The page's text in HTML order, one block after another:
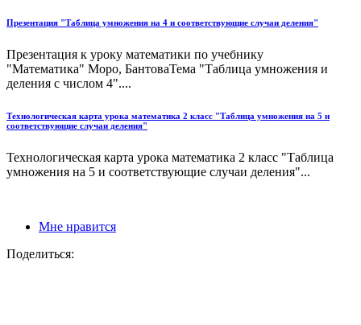
Презентация "Таблица умножения на 4 и соответствующие случаи деления"
Презентация к уроку математики по учебнику
"Математика" Моро, БантоваТема "Таблица умножения и
деления с числом 4"....
Технологическая карта урока математика 2 класс "Таблица умножения на 5 и
соответствующие случаи деления"
Технологическая карта урока математика 2 класс "Таблица
умножения на 5 и соответствующие случаи деления"...
Мне нравится
Поделиться: